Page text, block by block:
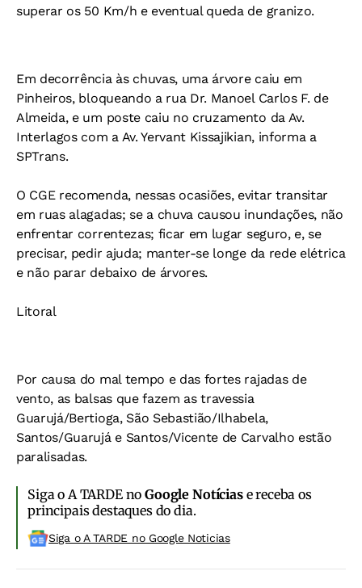
superar os 50 Km/h e eventual queda de granizo.
Em decorrência às chuvas, uma árvore caiu em
Pinheiros, bloqueando a rua Dr. Manoel Carlos F. de
Almeida, e um poste caiu no cruzamento da Av.
Interlagos com a Av. Yervant Kissajikian, informa a
SPTrans.
O CGE recomenda, nessas ocasiões, evitar transitar
em ruas alagadas; se a chuva causou inundações, não
enfrentar correntezas; ficar em lugar seguro, e, se
precisar, pedir ajuda; manter-se longe da rede elétrica
e não parar debaixo de árvores.
Litoral
Por causa do mal tempo e das fortes rajadas de
vento, as balsas que fazem as travessia
Guarujá/Bertioga, São Sebastião/Ilhabela,
Santos/Guarujá e Santos/Vicente de Carvalho estão
paralisadas.
Siga o A TARDE noGoogle Notíciase receba os
principais destaques do dia.
Siga o A TARDE no Google Noticias